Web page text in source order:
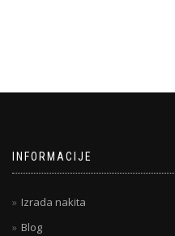
INFORMACIJE
Izrada nakita
Blog